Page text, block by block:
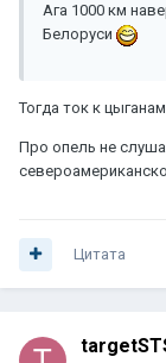
Ага 1000 км
Белоруси
Тогда ток к
Про опель не
Цитата